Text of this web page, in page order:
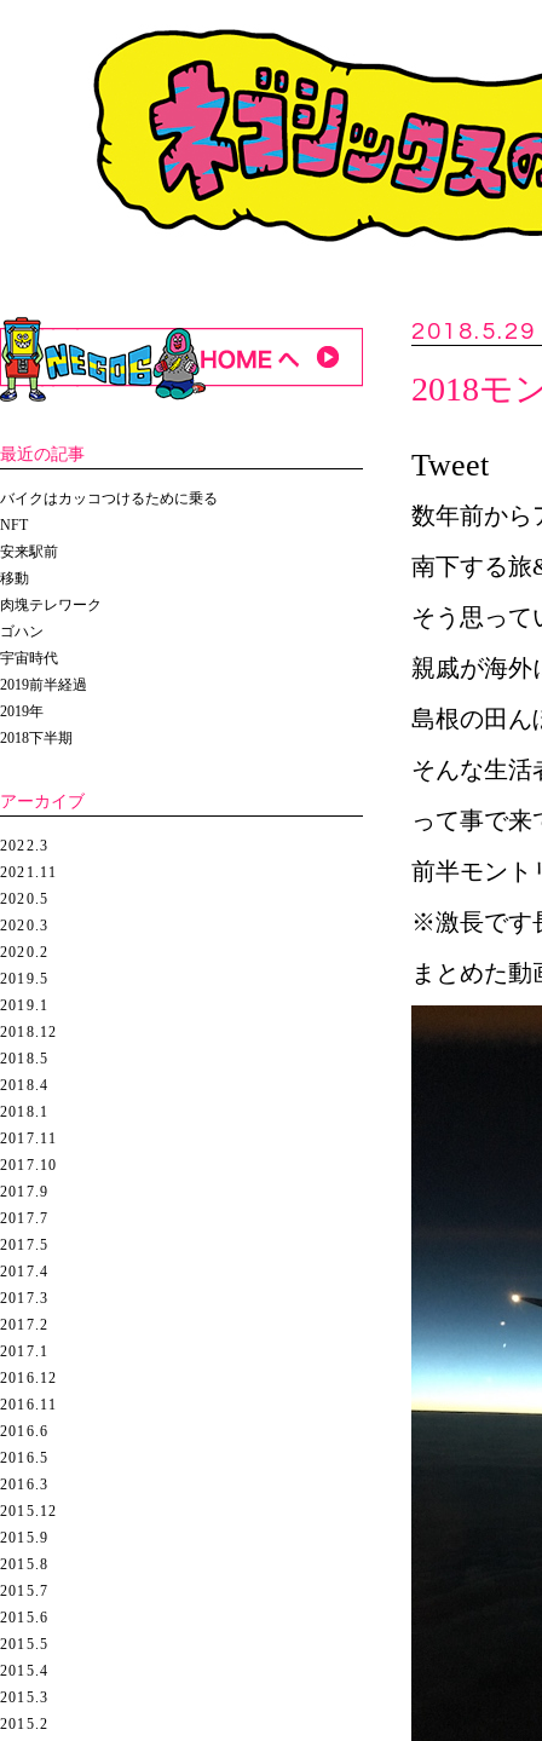
最近の記事
バイクはカッコつけるために乗る
NFT
安来駅前
移動
肉塊テレワーク
ゴハン
宇宙時代
2019前半経過
2019年
2018下半期
アーカイブ
2022.3
2021.11
2020.5
2020.3
2020.2
2019.5
2019.1
2018.12
2018.5
2018.4
2018.1
2017.11
2017.10
2017.9
2017.7
2017.5
2017.4
2017.3
2017.2
2017.1
2016.12
2016.11
2016.6
2016.5
2016.3
2015.12
2015.9
2015.8
2015.7
2015.6
2015.5
2015.4
2015.3
2015.2
2018.5.29
2018モ
Tweet
数年前から
南下する旅
そう思って
親戚が海外
島根の田ん
そんな生活
って事で
前半モント
※激長です
まとめた